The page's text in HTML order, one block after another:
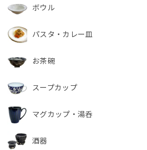
ボウル
パスタ・カレー皿
お茶碗
スープカップ
マグカップ・湯呑
酒器